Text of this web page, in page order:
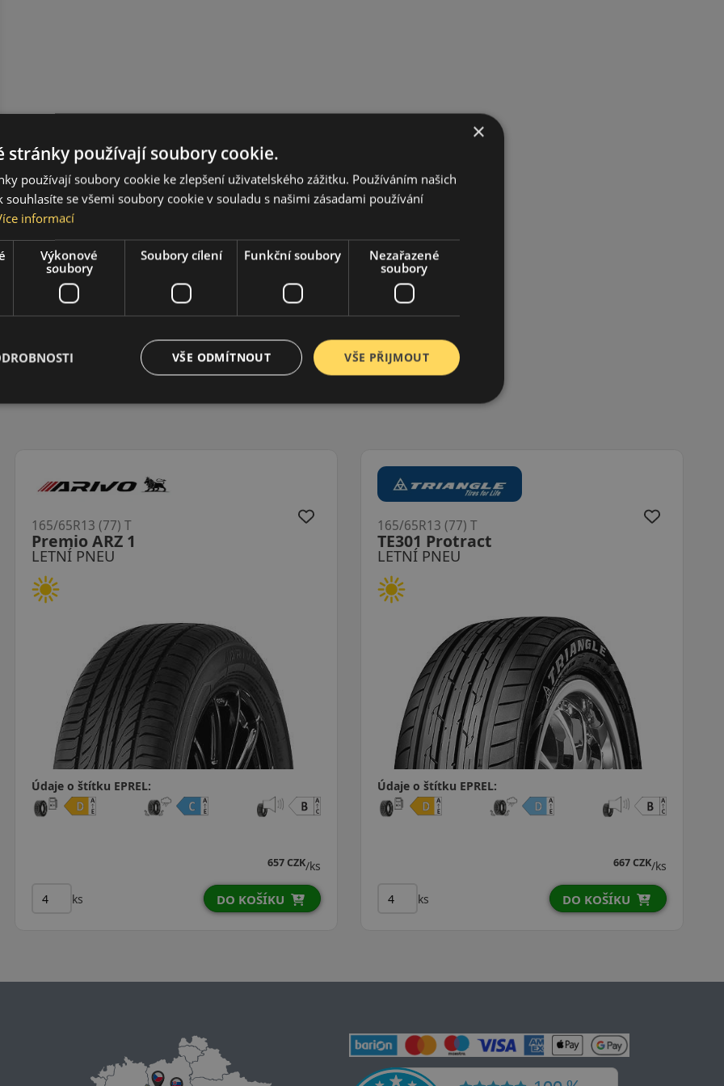
LETNÍ PNEU
Premio ARZ 1
165/65R13 (77) T
Údaje o štítku EPREL:
657 CZK/ks
ks DO KOŠÍKU
LETNÍ PNEU
TE301 Protract
165/65R13 (77) T
Údaje o štítku EPREL:
667 CZK/ks
ks DO KOŠÍKU
×
stránky používají soubory cookie.
používají soubory cookie ke zlepšení uživatelského zážitku. Používáním našich
souhlasíte se všemi soubory cookie v souladu s našimi zásadami používání
informací
Výkonové
soubory
Soubory cílení Funkční soubory
Nezařazené
soubory
VŠE PŘIJMOUT
VŠE ODMÍTNOUT